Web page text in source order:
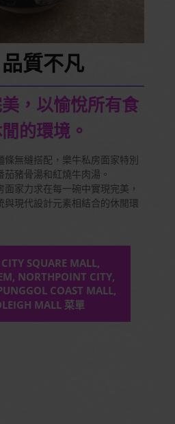
質不凡
，以愉悅所有食
的環境。
條無縫搭配，樂牛私房面家特別
豬骨湯和紅燒牛肉湯。
家力求在每一碗中實現完美，
與現代設計元素相結合的休閒環
SQUARE MALL,
NORTHPOINT CITY,
COAST MALL,
MALL 菜單